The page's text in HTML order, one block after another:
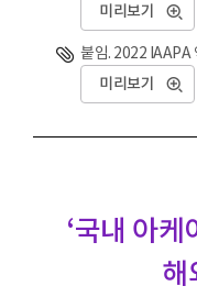
미리보기
붙임. 2022 IAAPA
미리보기
‘국내 아
해